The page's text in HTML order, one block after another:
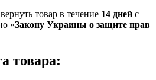
товар в течение 14 дней с
«Закону Украины о защите прав
товара: